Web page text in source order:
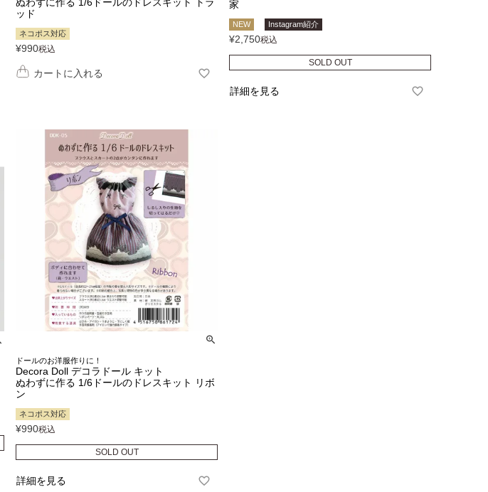
ッド
ネコポス対応
¥990税込
カートに入れる
家
NEW Instagram紹介
¥2,750税込
SOLD OUT
詳細を見る
ドールのお洋服作りに！
Decora Doll デコラドール キット
ぬわずに作る 1/6ドールのドレスキット リボ
ン
ネコポス対応
¥990税込
SOLD OUT
詳細を見る